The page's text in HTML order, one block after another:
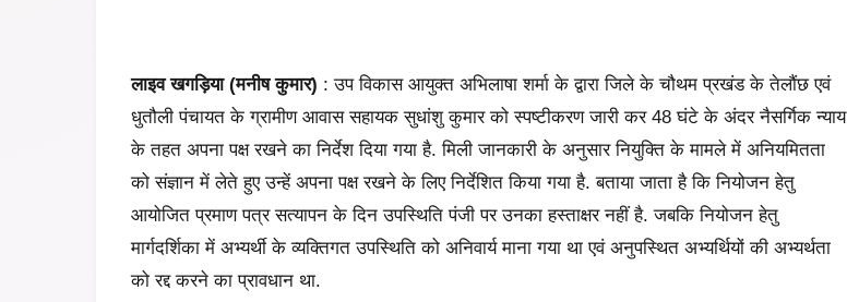
लाइव खगड़िया (मनीष कुमार) : उप विकास आयुक्त अभिलाषा शर्मा के द्वारा जिले के चौथम प्रखंड के तेलौंछ एवं
धुतौली पंचायत के ग्रामीण आवास सहायक सुधांशु कुमार को स्पष्टीकरण जारी कर 48 घंटे के अंदर नैसर्गिक न्याय
के तहत अपना पक्ष रखने का निर्देश दिया गया है. मिली जानकारी के अनुसार नियुक्ति के मामले में अनियमितता
को संज्ञान में लेते हुए उन्हें अपना पक्ष रखने के लिए निर्देशित किया गया है. बताया जाता है कि नियोजन हेतु
आयोजित प्रमाण पत्र सत्यापन के दिन उपस्थिति पंजी पर उनका हस्ताक्षर नहीं है. जबकि नियोजन हेतु
मार्गदर्शिका में अभ्यर्थी के व्यक्तिगत उपस्थिति को अनिवार्य माना गया था एवं अनुपस्थित अभ्यर्थियों की अभ्यर्थता
को रद्द करने का प्रावधान था.